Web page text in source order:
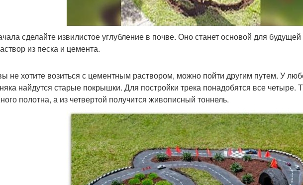
сделайте извилистое углубление в почве. Оно станет основой для
из песка и цемента.
не хотите возиться с цементным раствором, можно пойти другим путем. У
найдутся старые покрышки. Для постройки трека понадобятся все четыре.
полотна, а из четвертой получится живописный тоннель.